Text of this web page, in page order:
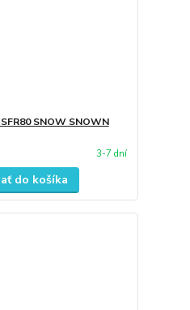
SNOW SNOWN
3-7 dní
do košíka